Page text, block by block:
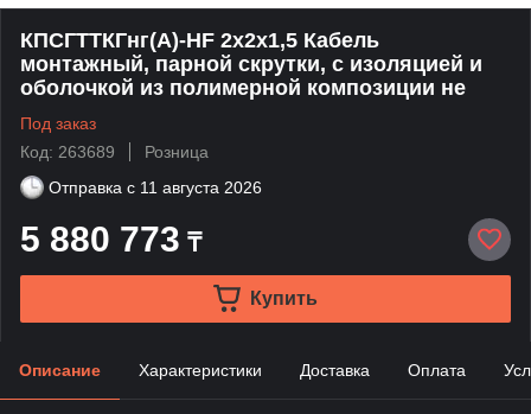
КПСГТТКГнг(А)-HF 2х2х1,5 Кабель
монтажный, парной скрутки, с изоляцией и
оболочкой из полимерной композиции не
Под заказ
Код: 263689
Розница
Отправка с 11 августа 2026
5 880 773 ₸
Купить
Описание Характеристики Доставка Оплата